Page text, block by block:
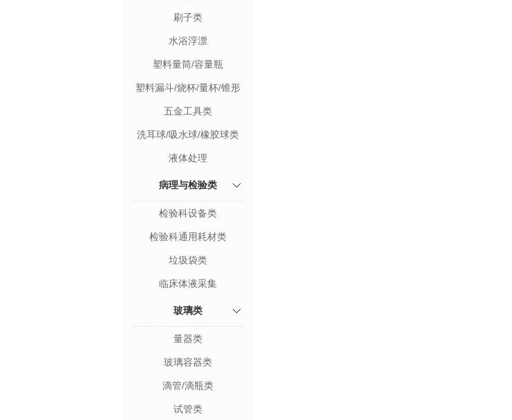
刷子类
水浴浮漂
塑料量筒/容量瓶
塑料漏斗/烧杯/量杯/锥形
五金工具类
洗耳球/吸水球/橡胶球类
液体处理
病理与检验类
检验科设备类
检验科通用耗材类
垃圾袋类
临床体液采集
玻璃类
量器类
玻璃容器类
滴管/滴瓶类
试管类